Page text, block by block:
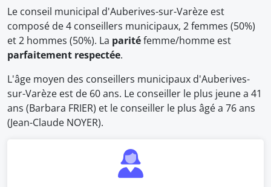
Le conseil municipal d'Auberives-sur-Varèze est
composé de 4 conseillers municipaux, 2 femmes (50%)
et 2 hommes (50%). La paritéfemme/homme est
parfaitement respectée.
L'âge moyen des conseillers municipaux d'Auberives-
sur-Varèze est de 60 ans. Le conseiller le plus jeune a 41
ans (Barbara FRIER) et le conseiller le plus âgé a 76 ans
(Jean-Claude NOYER).